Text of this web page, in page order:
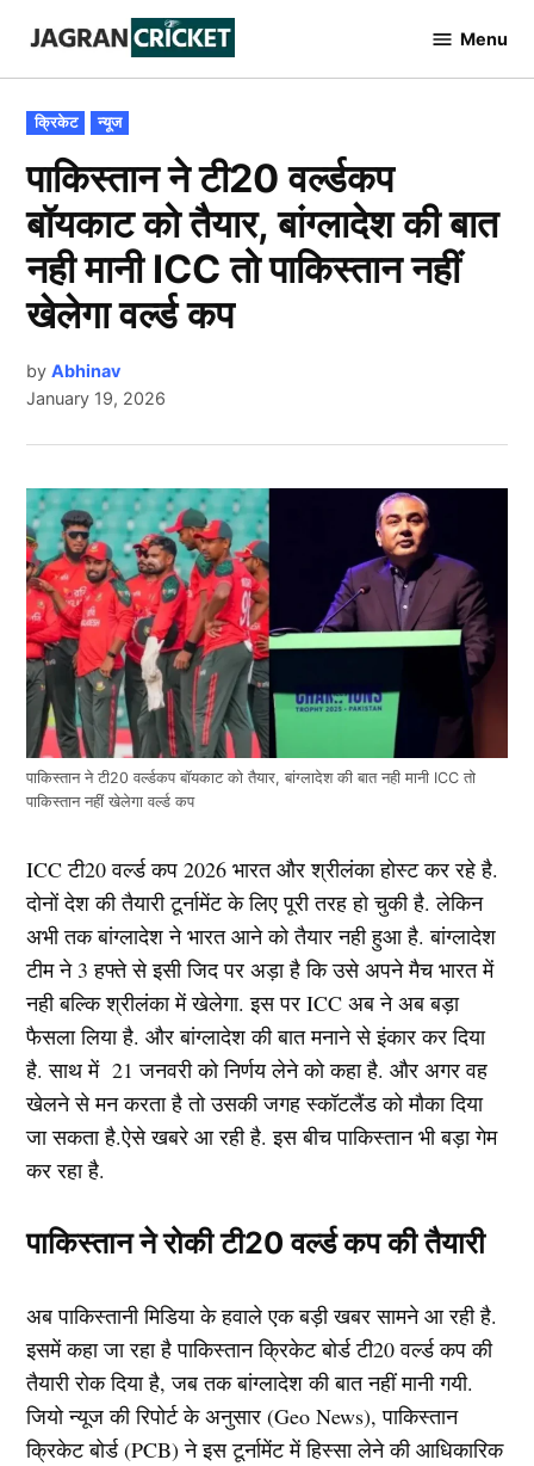
content
Cricket
Menu
POSTED
IN
क्रिकेट न्यूज
पाकिस्तान ने टी20 वर्ल्डकप
बॉयकाट को तैयार, बांग्लादेश की बात
नही मानी ICC तो पाकिस्तान नहीं
खेलेगा वर्ल्ड कप
by Abhinav
January 19, 2026
पाकिस्तान ने टी20 वर्ल्डकप बॉयकाट को तैयार, बांग्लादेश की बात नही मानी ICC तो
पाकिस्तान नहीं खेलेगा वर्ल्ड कप
ICC टी20 वर्ल्ड कप 2026 भारत और श्रीलंका होस्ट कर रहे है.
दोनों देश की तैयारी टूर्नामेंट के लिए पूरी तरह हो चुकी है. लेकिन
अभी तक बांग्लादेश ने भारत आने को तैयार नही हुआ है. बांग्लादेश
टीम ने 3 हफ्ते से इसी जिद पर अड़ा है कि उसे अपने मैच भारत में
नही बल्कि श्रीलंका में खेलेगा. इस पर ICC अब ने अब बड़ा
फैसला लिया है. और बांग्लादेश की बात मनाने से इंकार कर दिया
है. साथ में 21 जनवरी को निर्णय लेने को कहा है. और अगर वह
खेलने से मन करता है तो उसकी जगह स्कॉटलैंड को मौका दिया
जा सकता है.ऐसे खबरे आ रही है. इस बीच पाकिस्तान भी बड़ा गेम
कर रहा है.
पाकिस्तान ने रोकी टी20 वर्ल्ड कप की तैयारी
अब पाकिस्तानी मिडिया के हवाले एक बड़ी खबर सामने आ रही है.
इसमें कहा जा रहा है पाकिस्तान क्रिकेट बोर्ड टी20 वर्ल्ड कप की
तैयारी रोक दिया है, जब तक बांग्लादेश की बात नहीं मानी गयी.
जियो न्यूज की रिपोर्ट के अनुसार (Geo News), पाकिस्तान
क्रिकेट बोर्ड (PCB) ने इस टूर्नामेंट में हिस्सा लेने की आधिकारिक